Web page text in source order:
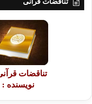
تناقضات
نویسنده